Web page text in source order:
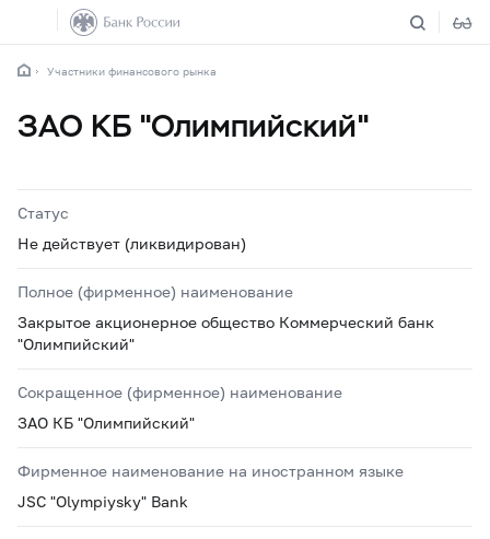
Участники финансового рынка
ЗАО КБ "Олимпийский"
Статус
Не действует (ликвидирован)
Полное (фирменное) наименование
Закрытое акционерное общество Коммерческий банк
"Олимпийский"
Сокращенное (фирменное) наименование
ЗАО КБ "Олимпийский"
Фирменное наименование на иностранном языке
JSC "Olympiysky" Bank